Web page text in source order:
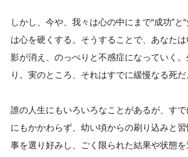
しかし、今や、我々は心の中にまで“成功”
は心を硬くする。そうすることで、あなた
影が消え、のっぺりと不感症になっていく
り。実のところ、それはすでに緩慢なる死だ
誰の人生にもいろいろなことがあるが、すで
にもかかわらず、幼い頃からの刷り込みと
事を選り好みし、ごく限られた結果や状態